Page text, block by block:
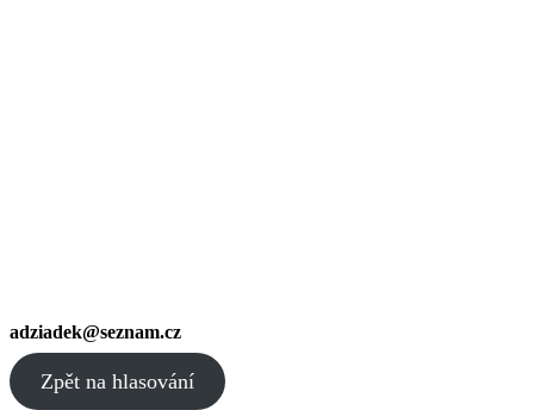
adziadek@seznam.cz
Zpět na hlasování